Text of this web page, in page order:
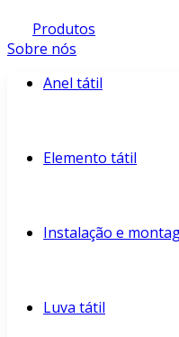
Produtos
Sobre nós
Anel tátil
Elemento tátil
Instalação e
Luva tátil